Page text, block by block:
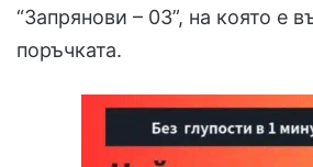
“Запрянови – 03”, на която е
поръчката.